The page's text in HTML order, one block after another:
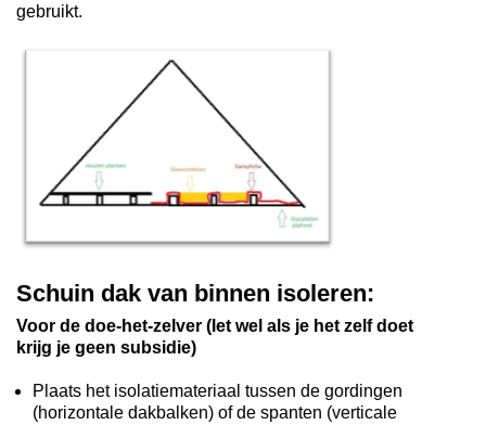
gebruikt.
Schuin dak van binnen isoleren:
Voor de doe-het-zelver (let wel als je het zelf doet
krijg je geen subsidie)
Plaats het isolatiemateriaal tussen de gordingen
(horizontale dakbalken) of de spanten (verticale